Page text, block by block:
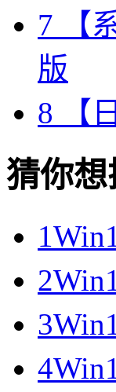
7 【
版
8 【
猜你想
1
2
3
4